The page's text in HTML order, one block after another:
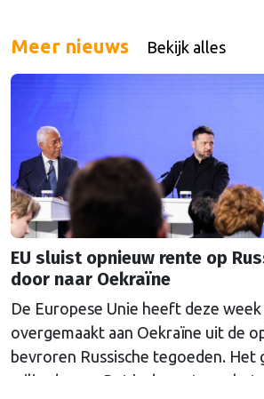
Meer nieuws Bekijk alles
EU sluist opnieuw rente op
door naar Oekraïne
De Europese Unie heeft deze
overgemaakt aan Oekraïne uit de
bevroren Russische tegoeden. Het
miljard euro. Dat is de rente op het